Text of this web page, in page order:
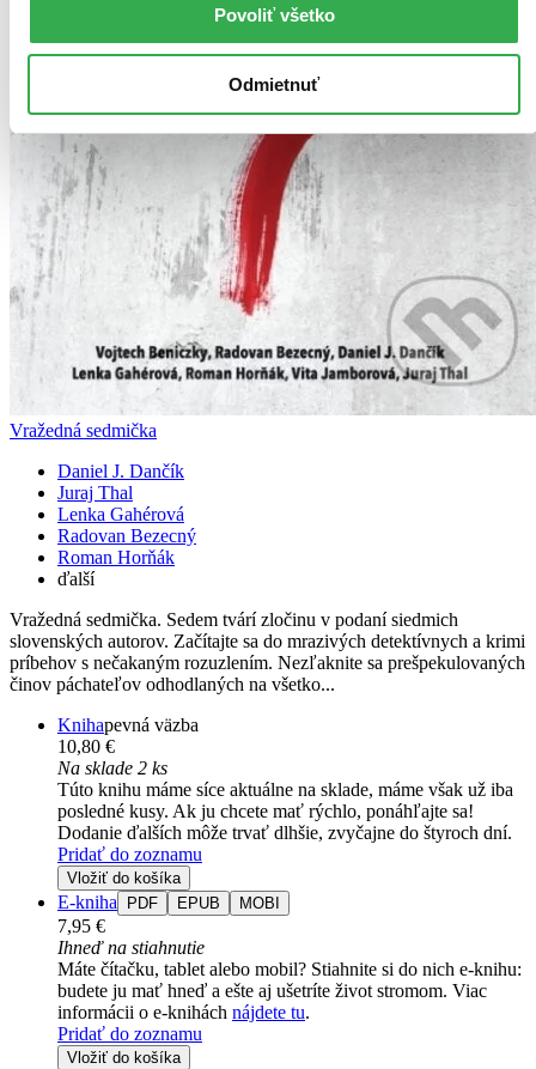
Povoliť všetko
Odmietnuť
Vražedná sedmička
Daniel J. Dančík
Juraj Thal
Lenka Gahérová
Radovan Bezecný
Roman Horňák
ďalší
Vražedná sedmička. Sedem tvárí zločinu v podaní siedmich
slovenských autorov. Začítajte sa do mrazivých detektívnych a krimi
príbehov s nečakaným rozuzlením. Nezľaknite sa prešpekulovaných
činov páchateľov odhodlaných na všetko...
Knihapevná väzba
10,80 €
Na sklade 2 ks
Túto knihu máme síce aktuálne na sklade, máme však už iba
posledné kusy. Ak ju chcete mať rýchlo, ponáhľajte sa!
Dodanie ďalších môže trvať dlhšie, zvyčajne do štyroch dní.
Pridať do zoznamu
Vložiť do košíka
E-kniha PDF EPUB MOBI
7,95 €
Ihneď na stiahnutie
Máte čítačku, tablet alebo mobil? Stiahnite si do nich e-knihu:
budete ju mať hneď a ešte aj ušetríte život stromom. Viac
informácii o e-knihách nájdete tu.
Pridať do zoznamu
Vložiť do košíka